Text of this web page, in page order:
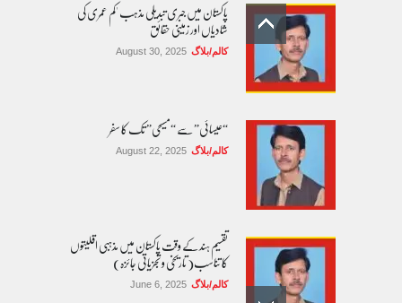
پاکستان میں جبری تبدیلی مذہب 'کم عمری کی
شادیاں اور زمینی حقائق
کالم/بلاگ August 30, 2025
“عیسائی” سے “مسیحی” تک کا سفر
کالم/بلاگ August 22, 2025
تقسیم ہند کے وقت پاکستان میں مذہبی اقلیتوں
کا تناسب( تاریخی و تجزیاتی جائزہ)
کالم/بلاگ June 6, 2025